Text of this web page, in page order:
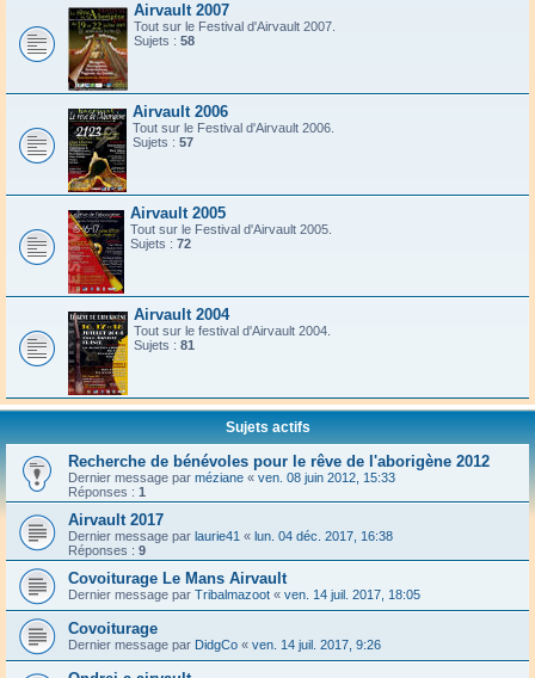
Airvault 2007
Tout sur le Festival d'Airvault 2007.
Sujets : 58
Airvault 2006
Tout sur le Festival d'Airvault 2006.
Sujets : 57
Airvault 2005
Tout sur le Festival d'Airvault 2005.
Sujets : 72
Airvault 2004
Tout sur le festival d'Airvault 2004.
Sujets : 81
Sujets actifs
Recherche de bénévoles pour le rêve de l'aborigène 2012
Dernier message par méziane « ven. 08 juin 2012, 15:33
Réponses : 1
Airvault 2017
Dernier message par laurie41 « lun. 04 déc. 2017, 16:38
Réponses : 9
Covoiturage Le Mans Airvault
Dernier message par Tribalmazoot « ven. 14 juil. 2017, 18:05
Covoiturage
Dernier message par DidgCo « ven. 14 juil. 2017, 9:26